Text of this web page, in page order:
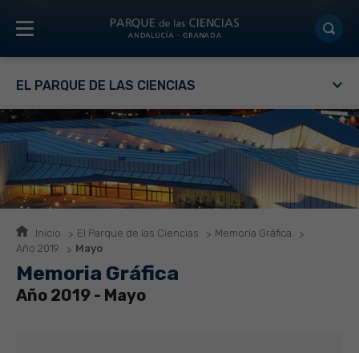
EL PARQUE DE LAS CIENCIAS
Inicio El Parque de las Ciencias
Memoria Gráfica
Año 2019
Mayo
Memoria Gráfica
Año 2019 - Mayo